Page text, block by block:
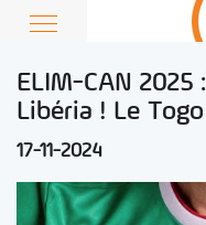
ELIM-CAN 2025
Libéria ! Le
17-11-2024